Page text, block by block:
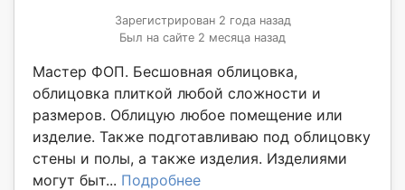
Зарегистрирован 2 года назад
Был на сайте 2 месяца назад
Мастер ФОП. Бесшовная облицовка,
облицовка плиткой любой сложности и
размеров. Облицую любое помещение или
изделие. Также подготавливаю под облицовку
стены и полы, а также изделия. Изделиями
могут быт... Подробнее